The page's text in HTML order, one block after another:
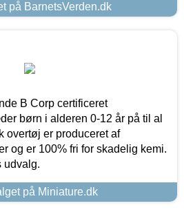
på BarnetsVerden.dk
B Corp certificeret
børn i alderen 0-12 år på til al
overtøj er produceret af
og er 100% fri for skadelig kemi.
udvalg.
på Miniature.dk